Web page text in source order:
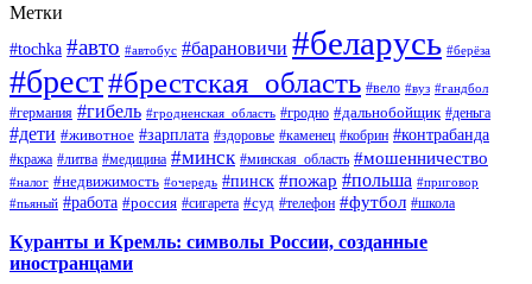
Метки
#tochka #авто #автобус #барановичи #беларусь #берёза
#брест#брестская_область #вело #вуз #гандбол
#германия #гибель #гродненская_область #гродно #дальнобойщик #деньга
#дети #животное #зарплата #здоровье #каменец #кобрин #контрабанда
#кража #литва #медицина #минск #минская_область #мошенничество
#налог #недвижимость #очередь #пинск #пожар #польша #приговор
#пьяный #работа #россия #сигарета #суд #телефон #футбол #школа
Куранты и Кремль: символы России, созданные
иностранцами